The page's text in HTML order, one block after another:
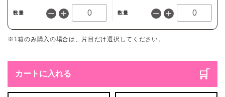
数量 数量
※1箱のみ購入の場合は、片目だけ選択してください。
カートに入れる